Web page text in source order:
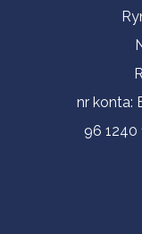
Informacje
nr konta:
96 1240